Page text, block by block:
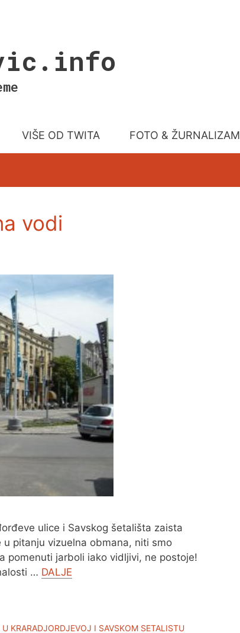
VIŠE OD TWITA FOTO & ŽURNALIZAM
vodi
ulice i Savskog šetališta zaista
pitanju vizuelna obmana, niti smo
pomenuti jarboli iako vidljivi, ne postoje!
… DALJE
KRARADJORDJEVOJ I SAVSKOM SETALISTU